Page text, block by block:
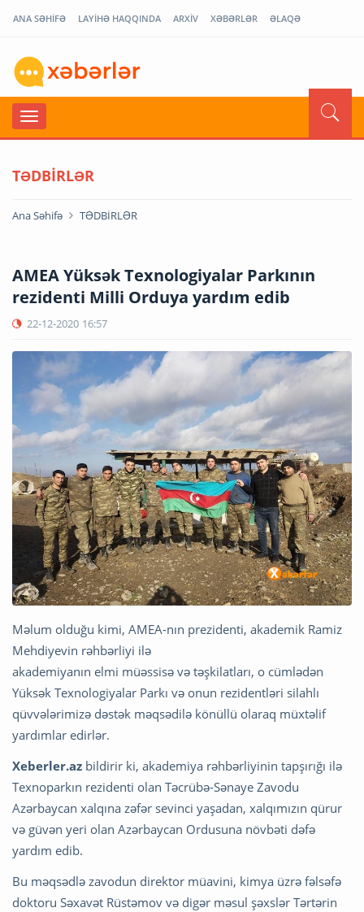
ANA SƏHİFƏ LAYİHƏ HAQQINDA ARXİV XƏBƏRLƏR ƏLAQƏ
TƏDBİRLƏR
Ana Səhifə TƏDBİRLƏR
AMEA Yüksək Texnologiyalar Parkının
rezidenti Milli Orduya yardım edib
22-12-2020 16:57
Məlum olduğu kimi, AMEA-nın prezidenti, akademik Ramiz
Mehdiyevin rəhbərliyi ilə
akademiyanın elmi müəssisə və təşkilatları, o cümlədən
Yüksək Texnologiyalar Parkı və onun rezidentləri silahlı
qüvvələrimizə dəstək məqsədilə könüllü olaraq müxtəlif
yardımlar edirlər.
Xeberler.az bildirir ki, akademiya rəhbərliyinin tapşırığı ilə
Texnoparkın rezidenti olan Təcrübə-Sənaye Zavodu
Azərbaycan xalqına zəfər sevinci yaşadan, xalqımızın qürur
və güvən yeri olan Azərbaycan Ordusuna növbəti dəfə
yardım edib.
Bu məqsədlə zavodun direktor müavini, kimya üzrə fəlsəfə
doktoru Səxavət Rüstəmov və digər məsul şəxslər Tərtərin